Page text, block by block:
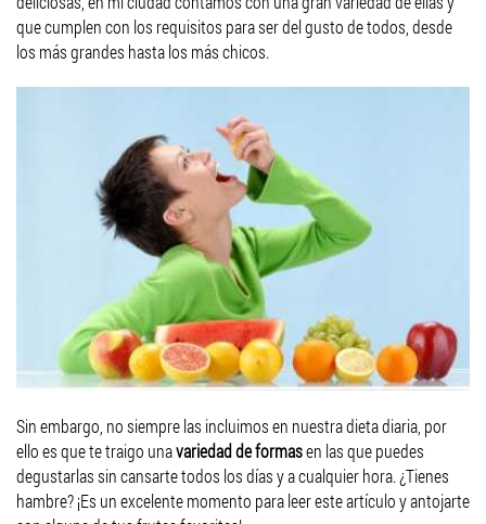
que cumplen con los requisitos para ser del gusto de todos, desde
los más grandes hasta los más chicos.
Sin embargo, no siempre las incluimos en nuestra dieta diaria, por
ello es que te traigo unavariedad de formasen las que puedes
degustarlas sin cansarte todos los días y a cualquier hora. ¿Tienes
hambre? ¡Es un excelente momento para leer este artículo y antojarte